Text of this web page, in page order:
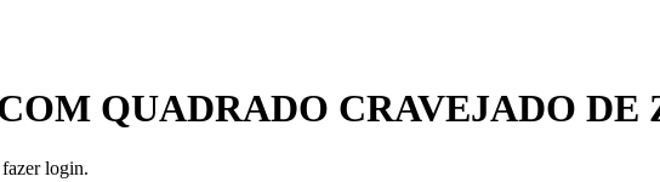
QUADRADO CRAVEJADO DE
login.